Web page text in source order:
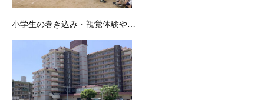
小学生の巻き込み・視覚体験や…